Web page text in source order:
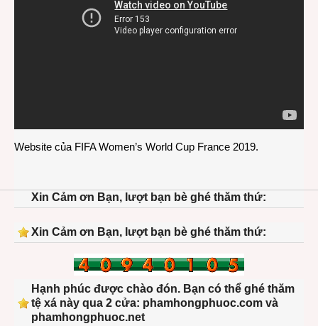
Website của FIFA Women’s World Cup France 2019.
Xin Cảm ơn Bạn, lượt bạn bè ghé thăm thứ:
Xin Cảm ơn Bạn, lượt bạn bè ghé thăm thứ:
Hạnh phúc được chào đón. Bạn có thể ghé thăm
tệ xá này qua 2 cửa: phamhongphuoc.com và
phamhongphuoc.net